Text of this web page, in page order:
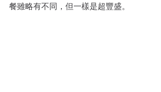
餐雖略有不同，但一樣是超豐盛。